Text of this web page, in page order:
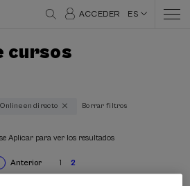
ACCEDER ES
cursos
Online en directo Borrar filtros
Aplicar para ver los resultados
Paginación
Página
anterior
Anterior Page
1
Página
actual
2